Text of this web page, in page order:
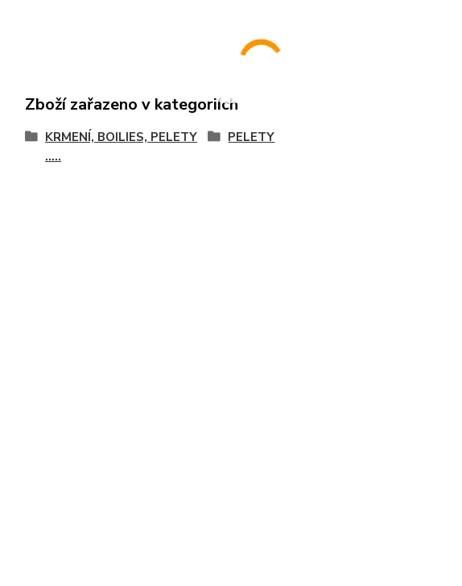
Zboží zařazeno v kategoriích
KRMENÍ, BOILIES, PELETY
.....
PELETY